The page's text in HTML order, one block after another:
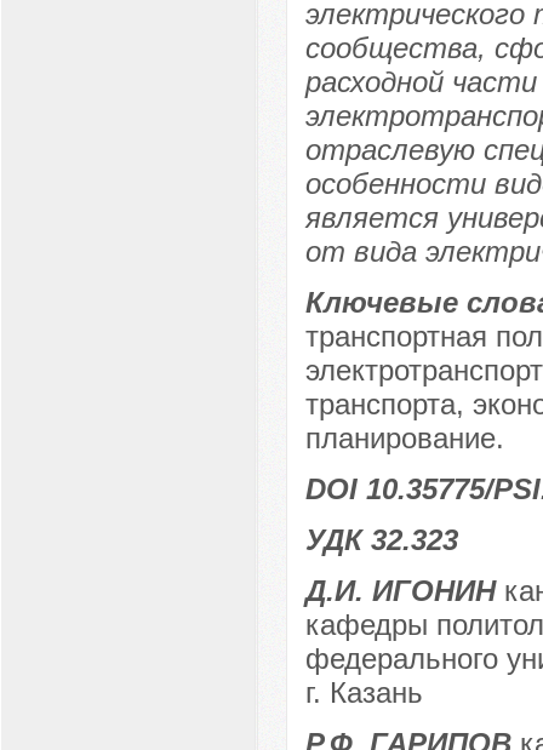
электрического
сообщества,
расходной
отраслевую
особенности
является
от вида
Ключевые
транспортная
транспорта,
планирование.
DOI 10.35775/
УДК 32.323
Д.И. ИГОНИН
кафедры
федерального
г. Казань